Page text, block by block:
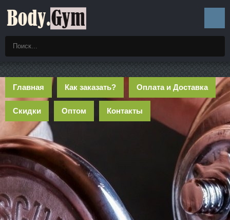
Главная Как заказать? Оплата и Доставка
Скидки Оптом Контакты